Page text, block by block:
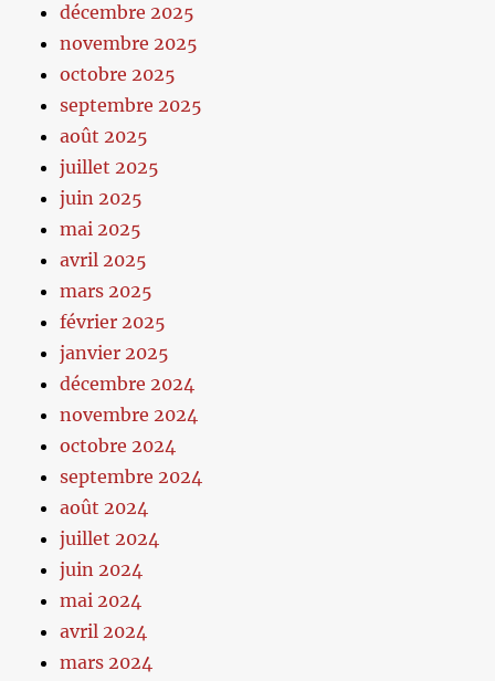
décembre 2025
novembre 2025
octobre 2025
septembre 2025
août 2025
juillet 2025
juin 2025
mai 2025
avril 2025
mars 2025
février 2025
janvier 2025
décembre 2024
novembre 2024
octobre 2024
septembre 2024
août 2024
juillet 2024
juin 2024
mai 2024
avril 2024
mars 2024